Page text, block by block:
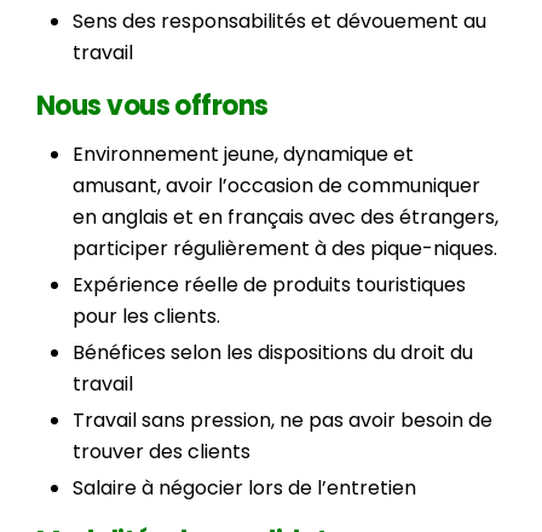
Sens des responsabilités et dévouement au
travail
Nous vous offrons
Environnement jeune, dynamique et
amusant, avoir l’occasion de communiquer
en anglais et en français avec des étrangers,
participer régulièrement à des pique-niques.
Expérience réelle de produits touristiques
pour les clients.
Bénéfices selon les dispositions du droit du
travail
Travail sans pression, ne pas avoir besoin de
trouver des clients
Salaire à négocier lors de l’entretien